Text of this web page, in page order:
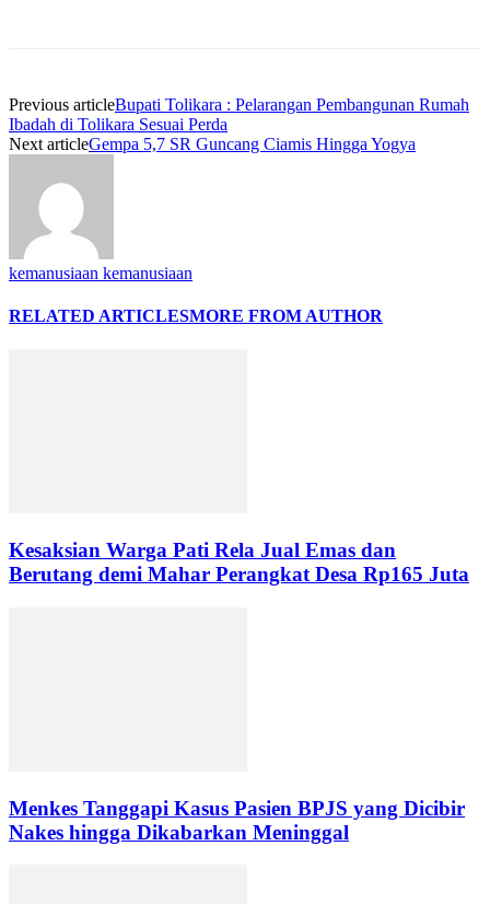
Previous articleBupati Tolikara : Pelarangan Pembangunan Rumah
Ibadah di Tolikara Sesuai Perda
Next articleGempa 5,7 SR Guncang Ciamis Hingga Yogya
kemanusiaan kemanusiaan
RELATED ARTICLESMORE FROM AUTHOR
Kesaksian Warga Pati Rela Jual Emas dan
Berutang demi Mahar Perangkat Desa Rp165 Juta
Menkes Tanggapi Kasus Pasien BPJS yang Dicibir
Nakes hingga Dikabarkan Meninggal